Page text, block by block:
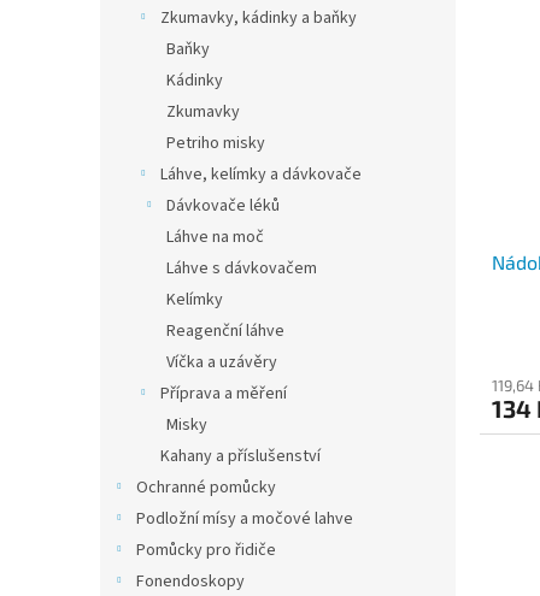
Zkumavky, kádinky a baňky
Baňky
Kádinky
Zkumavky
Petriho misky
Láhve, kelímky a dávkovače
Dávkovače léků
Láhve na moč
Láhve s dávkovačem
Kelímky
Reagenční láhve
Víčka a uzávěry
Příprava a měření
Misky
Kahany a příslušenství
Ochranné pomůcky
Podložní mísy a močové lahve
Pomůcky pro řidiče
Fonendoskopy
119,64
134